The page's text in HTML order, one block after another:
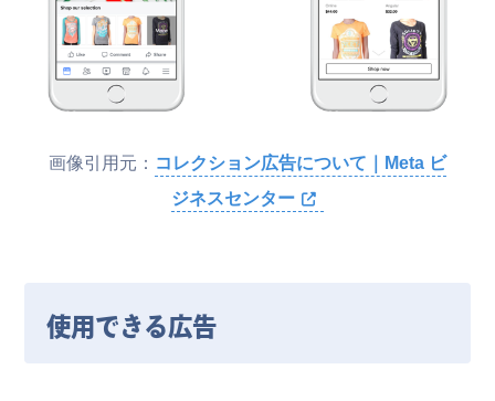
画像引用元： コレクション広告について｜Meta ビ
ジネスセンター
使用できる広告